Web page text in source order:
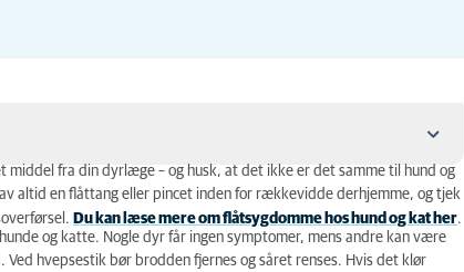
fra din dyrlæge – og husk, at det ikke er det samme til hund og
altid en flåttang eller pincet inden for rækkevidde derhjemme, og tjek
Du kan læse mere om flåtsygdomme hos hund og kat her.
og katte. Nogle dyr får ingen symptomer, mens andre kan være
hvepsestik bør brodden fjernes og såret renses. Hvis det klør